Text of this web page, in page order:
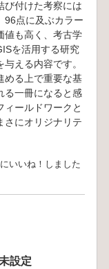
び付けた考察には
96点に及ぶカラー
値も高く、考古学
を活用する研究
える内容です。
める上で重要な基
る一冊になると感
ィールドワークと
さにオリジナリテ
いいね！しました
設定